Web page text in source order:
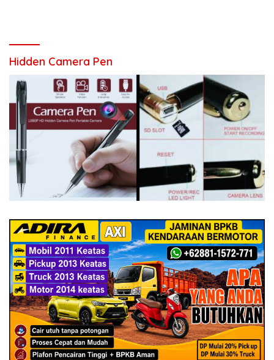
Hidden Camera Pen